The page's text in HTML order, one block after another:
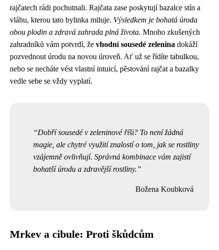
rajčatech rádi pochutnali. Rajčata zase poskytují bazalce stín a
vláhu, kterou tato bylinka miluje. Výsledkem je bohatá úroda
obou plodin a zdravá zahrada plná života. Mnoho zkušených
zahradníků vám potvrdí, že vhodní sousedé zelenina dokáží
pozvednout úrodu na novou úroveň. Ať už se řídíte tabulkou,
nebo se necháte vést vlastní intuicí, pěstování rajčat a bazalky
vedle sebe se vždy vyplatí.
Dobří sousedé v zeleninové říši? To není žádná
magie, ale chytré využití znalostí o tom, jak se rostliny
vzájemně ovlivňují. Správná kombinace vám zajistí
bohatší úrodu a zdravější rostliny.
Božena Koubková
Mrkev a cibule: Proti škůdcům